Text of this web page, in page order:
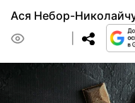
Ася Небор-